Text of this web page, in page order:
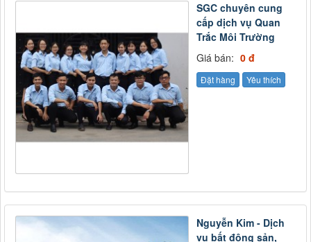
SGC chuyên cung
cấp dịch vụ Quan
Trắc Môi Trường
Giá bán: 0 đ
Đặt hàng Yêu thích
Nguyễn Kim - Dịch
vụ bất động sản,